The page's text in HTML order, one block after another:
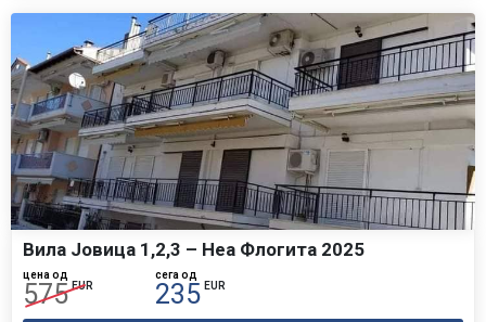
Вила Јовица 1,2,3 – Неа Флогита 2025
цена од
575 EUR
сега од
235 EUR